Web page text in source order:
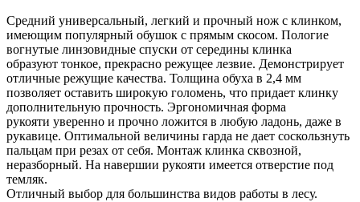
Средний универсальный, легкий и прочный нож с клинком,
имеющим популярный обушок с прямым скосом. Пологие
вогнутые линзовидные спуски от середины клинка
образуют тонкое, прекрасно режущее лезвие. Демонстрирует
отличные режущие качества. Толщина обуха в 2,4 мм
позволяет оставить широкую голомень, что придает клинку
дополнительную прочность. Эргономичная форма
рукояти уверенно и прочно ложится в любую ладонь, даже в
рукавице. Оптимальной величины гарда не дает соскользнуть
пальцам при резах от себя. Монтаж клинка сквозной,
неразборный. На навершии рукояти имеется отверстие под
темляк.
Отличный выбор для большинства видов работы в лесу.